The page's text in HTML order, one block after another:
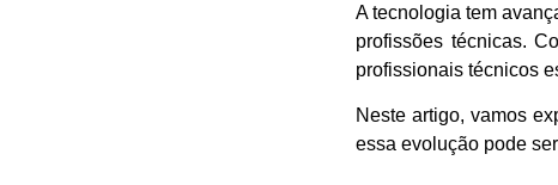
A tecnologia tem
profissões técnicas.
profissionais técnicos
Neste artigo, vamos
essa evolução pode